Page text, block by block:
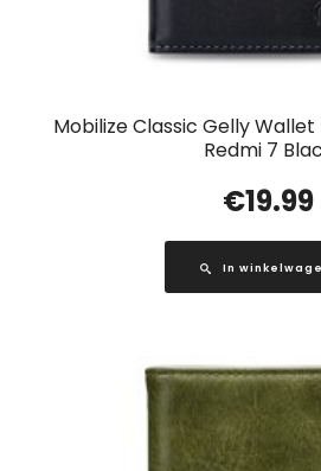
Mobilize Classic Gelly Wallet
Redmi 7
€19.99
In